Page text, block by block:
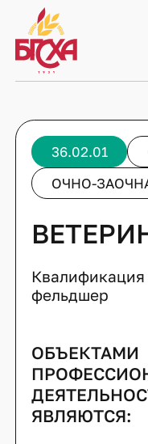
36.02.01
ОЧНО-
фельдшер
ОБЪЕКТАМИ
ЯВЛЯЮТСЯ: